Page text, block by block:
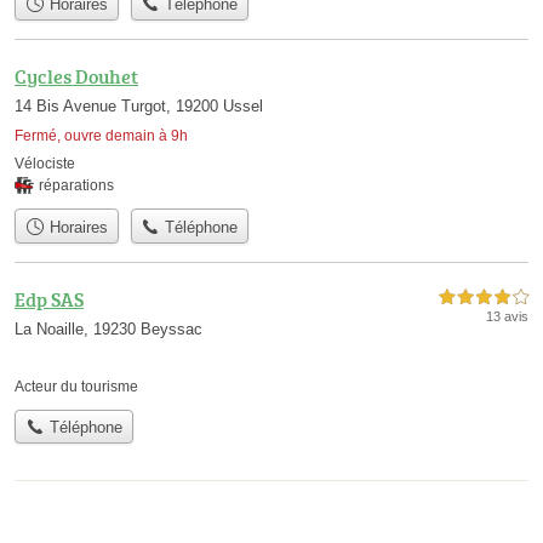
Horaires Téléphone
Cycles Douhet
14 Bis Avenue Turgot, 19200 Ussel
Fermé, ouvre demain à 9h
Vélociste
réparations
Horaires Téléphone
Edp SAS
La Noaille, 19230 Beyssac
4,0 étoiles sur 5
13 avis
Acteur du tourisme
Téléphone